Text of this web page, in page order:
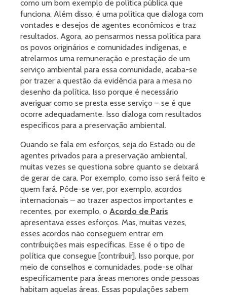
como um bom exemplo de política pública que
funciona. Além disso, é uma política que dialoga com
vontades e desejos de agentes econômicos e traz
resultados. Agora, ao pensarmos nessa política para
os povos originários e comunidades indígenas, e
atrelarmos uma remuneração e prestação de um
serviço ambiental para essa comunidade, acaba-se
por trazer a questão da evidência para a mesa no
desenho da política. Isso porque é necessário
averiguar como se presta esse serviço – se é que
ocorre adequadamente. Isso dialoga com resultados
específicos para a preservação ambiental.
Quando se fala em esforços, seja do Estado ou de
agentes privados para a preservação ambiental,
muitas vezes se questiona sobre quanto se deixará
de gerar de cara. Por exemplo, como isso será feito e
quem fará. Pôde-se ver, por exemplo, acordos
internacionais – ao trazer aspectos importantes e
recentes, por exemplo, o Acordo de Paris
apresentava esses esforços. Mas, muitas vezes,
esses acordos não conseguem entrar em
contribuições mais específicas. Esse é o tipo de
política que consegue [contribuir]. Isso porque, por
meio de conselhos e comunidades, pode-se olhar
especificamente para áreas menores onde pessoas
habitam aquelas áreas. Essas populações sabem